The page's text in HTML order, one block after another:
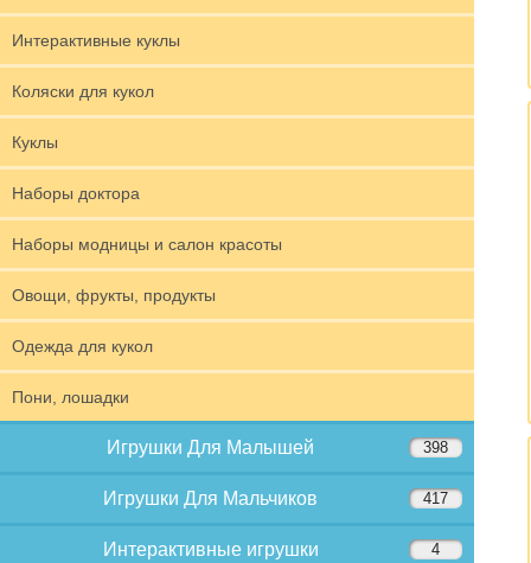
Интерактивные куклы
Коляски для кукол
Куклы
Наборы доктора
Наборы модницы и салон красоты
Овощи, фрукты, продукты
Одежда для кукол
Пони, лошадки
Игрушки Для Малышей 398
Игрушки Для Мальчиков 417
Интерактивные игрушки 4